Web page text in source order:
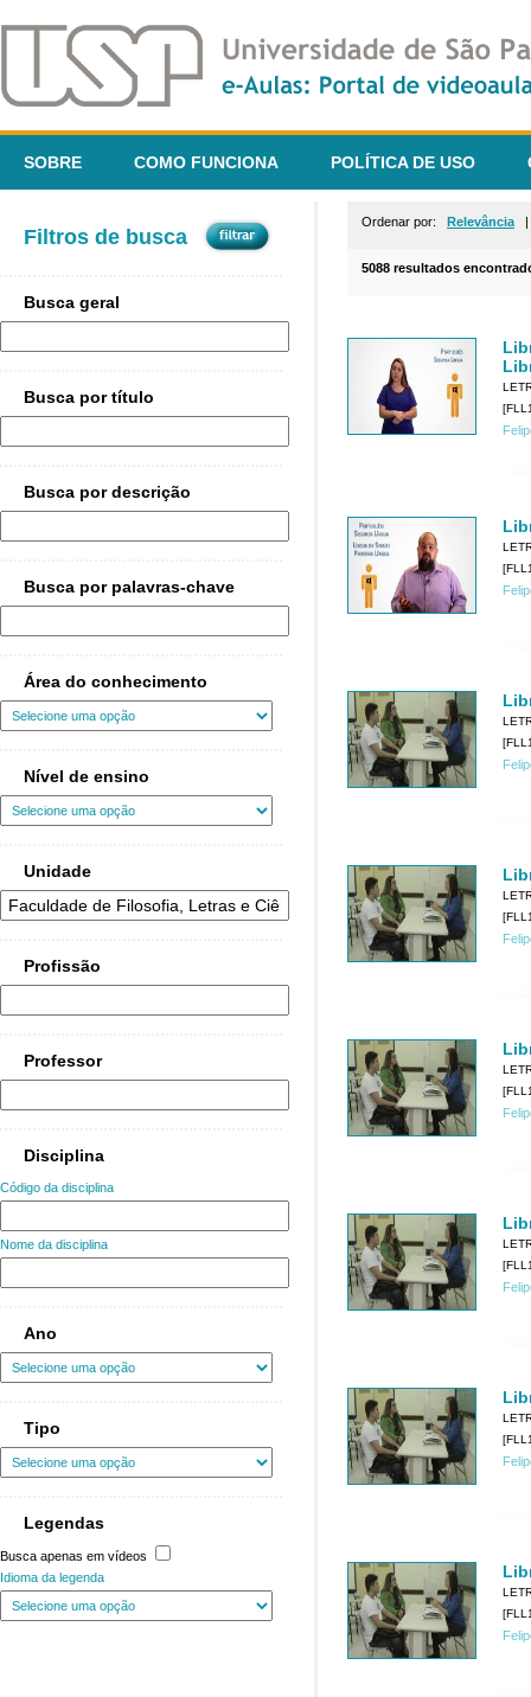
SOBRE COMO FUNCIONA POLÍTICA DE USO
Filtros de busca
Busca geral
Busca por título
Busca por descrição
Busca por palavras-chave
Área do conhecimento
Nível de ensino
Unidade
Profissão
Professor
Disciplina
Código da disciplina
Nome da disciplina
Ano
Tipo
Legendas
Busca apenas em vídeos
Idioma da legenda
Ordenar por: Relevância
5088 resultados